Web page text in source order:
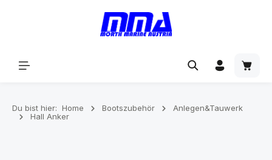
Du bist hier: Home Bootszubehör
Anlegen&Tauwerk
Hall Anker